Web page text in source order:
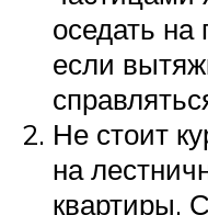
оседать на
если
Не стоит
на
квартиры.